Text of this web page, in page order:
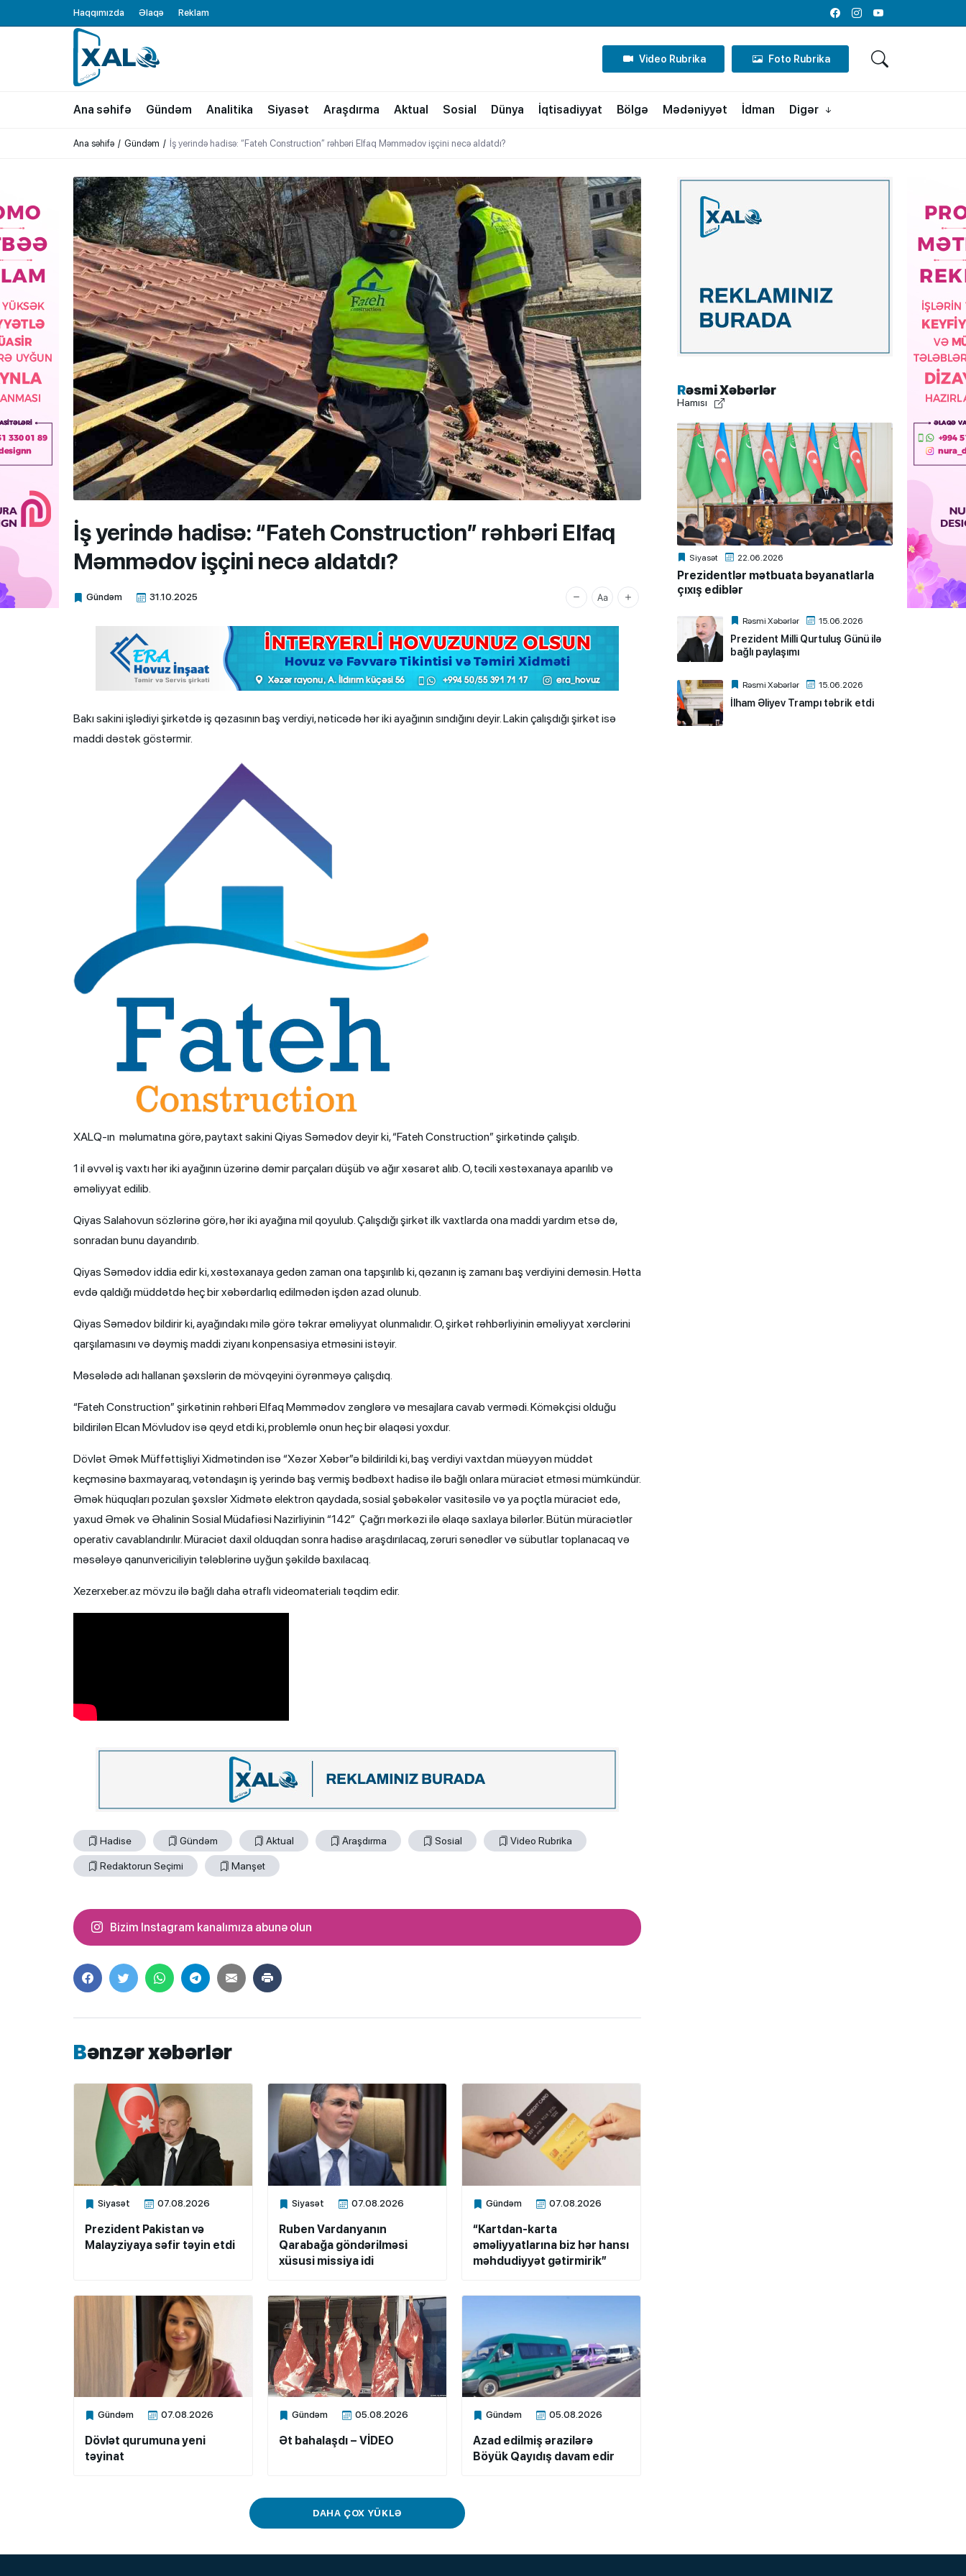
Haqqımızda Əlaqə Reklam
FacebookInstagramYoutube
XALQ.ONLINE
ONLAYN PLATFORMA
Video Rubrika Foto Rubrika
Ana səhifə Gündəm Analitika Siyasət Araşdırma Aktual Sosial Dünya İqtisadiyyat Bölgə Mədəniyyət İdman Digər
Ana səhifə Gündəm İş yerində hadisə: “Fateh Construction” rəhbəri Elfaq Məmmədov işçini necə aldatdı?
İş yerində hadisə: “Fateh Construction” rəhbəri Elfaq
Məmmədov işçini necə aldatdı?
Gündəm 31.10.2025
Xalq.Online
Bakı sakini işlədiyi şirkətdə iş qəzasının baş verdiyi, nəticədə hər iki ayağının sındığını deyir. Lakin çalışdığı şirkət isə
maddi dəstək göstərmir.
XALQ-ın məlumatına görə, paytaxt sakini Qiyas Səmədov deyir ki, “Fateh Construction” şirkətində çalışıb.
1 il əvvəl iş vaxtı hər iki ayağının üzərinə dəmir parçaları düşüb və ağır xəsarət alıb. O, təcili xəstəxanaya aparılıb və
əməliyyat edilib.
Qiyas Salahovun sözlərinə görə, hər iki ayağına mil qoyulub. Çalışdığı şirkət ilk vaxtlarda ona maddi yardım etsə də,
sonradan bunu dayandırıb.
Qiyas Səmədov iddia edir ki, xəstəxanaya gedən zaman ona tapşırılıb ki, qəzanın iş zamanı baş verdiyini deməsin. Hətta
evdə qaldığı müddətdə heç bir xəbərdarlıq edilmədən işdən azad olunub.
Qiyas Səmədov bildirir ki, ayağındakı milə görə təkrar əməliyyat olunmalıdır. O, şirkət rəhbərliyinin əməliyyat xərclərini
qarşılamasını və dəymiş maddi ziyanı konpensasiya etməsini istəyir.
Məsələdə adı hallanan şəxslərin də mövqeyini öyrənməyə çalışdıq.
“Fateh Construction” şirkətinin rəhbəri Elfaq Məmmədov zənglərə və mesajlara cavab vermədi. Köməkçisi olduğu
bildirilən Elcan Mövludov isə qeyd etdi ki, problemlə onun heç bir əlaqəsi yoxdur.
Dövlət Əmək Müffəttişliyi Xidmətindən isə “Xəzər Xəbər”ə bildirildi ki, baş verdiyi vaxtdan müəyyən müddət
keçməsinə baxmayaraq, vətəndaşın iş yerində baş vermiş bədbəxt hadisə ilə bağlı onlara müraciət etməsi mümkündür.
Əmək hüquqları pozulan şəxslər Xidmətə elektron qaydada, sosial şəbəkələr vasitəsilə və ya poçtla müraciət edə,
yaxud Əmək və Əhalinin Sosial Müdafiəsi Nazirliyinin “142” Çağrı mərkəzi ilə əlaqə saxlaya bilərlər. Bütün müraciətlər
operativ cavablandırılır. Müraciət daxil olduqdan sonra hadisə araşdırılacaq, zəruri sənədlər və sübutlar toplanacaq və
məsələyə qanunvericiliyin tələblərinə uyğun şəkildə baxılacaq.
Xezerxeber.az mövzu ilə bağlı daha ətraflı videomaterialı təqdim edir.
Hadise Gündəm Aktual Araşdırma Sosial Video Rubrika
Redaktorun Seçimi Manşet
Bizim Instagram kanalımıza abunə olun
Bənzər xəbərlər
Siyasət 07.08.2026
Xalq.Online
Prezident Pakistan və
Malayziyaya səfir təyin etdi
Siyasət 07.08.2026
Xalq.Online
Ruben Vardanyanın
Qarabağa göndərilməsi
xüsusi missiya idi
Gündəm 07.08.2026
Xalq.Online
“Kartdan-karta
əməliyyatlarına biz hər hansı
məhdudiyyət gətirmirik”
Gündəm 07.08.2026
Xalq.Online
Dövlət qurumuna yeni
təyinat
Gündəm 05.08.2026
Xalq.Online
Ət bahalaşdı – VİDEO
Gündəm 05.08.2026
Xalq.Online
Azad edilmiş ərazilərə
Böyük Qayıdış davam edir
DAHA ÇOX YÜKLƏ
Rəsmi Xəbərlər
Hamısı
Siyasət 22.06.2026
Prezidentlər mətbuata bəyanatlarla
çıxış ediblər
Rəsmi Xəbərlər 15.06.2026
Prezident Milli Qurtuluş Günü ilə
bağlı paylaşımı
Rəsmi Xəbərlər 15.06.2026
İlham Əliyev Trampı təbrik etdi